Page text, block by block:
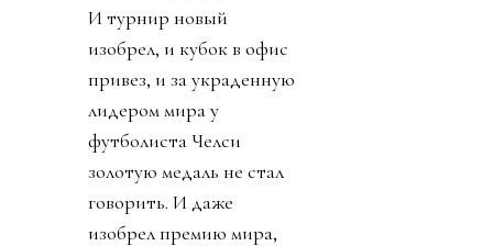
И турнир новый
изобрел, и кубок в офис
привез, и за украденную
лидером мира у
футболиста Челси
золотую медаль не стал
говорить. И даже
изобрел премию мира,